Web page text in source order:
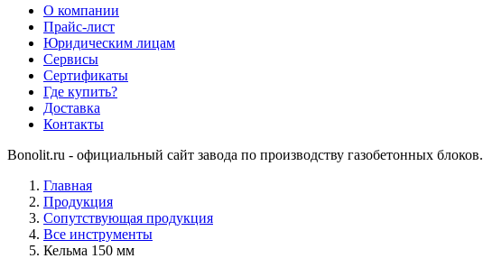
О компании
Прайс-лист
Юридическим лицам
Сервисы
Сертификаты
Где купить?
Доставка
Контакты
Bonolit.ru - официальный сайт завода по производству газобетонных блоков.
Главная
Продукция
Сопутствующая продукция
Все инструменты
Кельма 150 мм